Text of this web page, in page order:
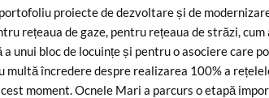
proiecte de dezvoltare și de
rețeaua de gaze, pentru rețeaua de străzi, cum
unui bloc de locuințe și pentru o asociere care
încredere despre realizarea 100% a
moment. Ocnele Mari a parcurs o etapă